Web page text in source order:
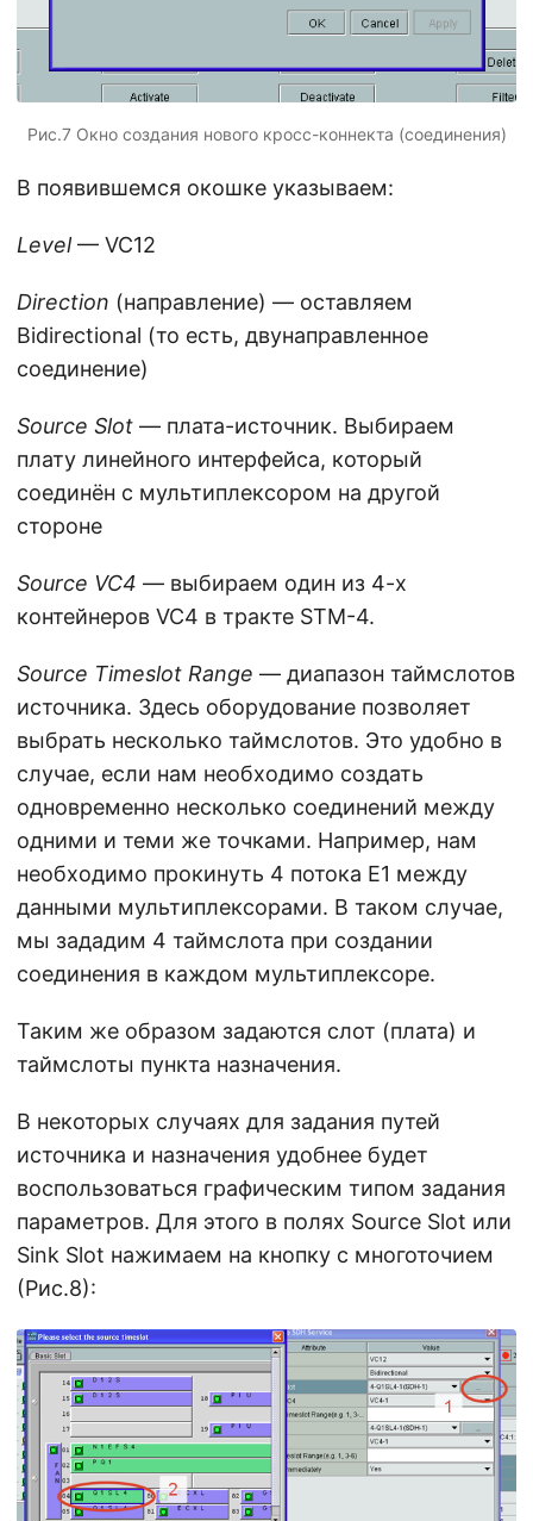
Рис.7 Окно создания нового кросс-коннекта (соединения)
В появившемся окошке указываем:
Level— VC12
Direction (направление) — оставляем
Bidirectional (то есть, двунаправленное
соединение)
Source Slot — плата-источник. Выбираем
плату линейного интерфейса, который
соединён с мультиплексором на другой
стороне
Source VC4 — выбираем один из 4-х
контейнеров VC4 в тракте STM-4.
Source Timeslot Range — диапазон таймслотов
источника. Здесь оборудование позволяет
выбрать несколько таймслотов. Это удобно в
случае, если нам необходимо создать
одновременно несколько соединений между
одними и теми же точками. Например, нам
необходимо прокинуть 4 потока E1 между
данными мультиплексорами. В таком случае,
мы зададим 4 таймслота при создании
соединения в каждом мультиплексоре.
Таким же образом задаются слот (плата) и
таймслоты пункта назначения.
В некоторых случаях для задания путей
источника и назначения удобнее будет
воспользоваться графическим типом задания
параметров. Для этого в полях Source Slot или
Sink Slot нажимаем на кнопку с многоточием
(Рис.8):